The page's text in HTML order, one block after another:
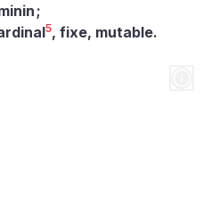
;
5, fixe, mutable.